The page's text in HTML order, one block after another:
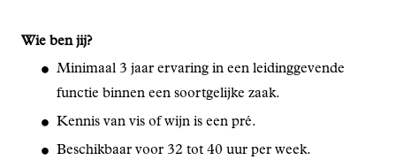
Wie ben jij?
Minimaal 3 jaar ervaring in een leidinggevende
functie binnen een soortgelijke zaak.
Kennis van vis of wijn is een pré.
Beschikbaar voor 32 tot 40 uur per week.